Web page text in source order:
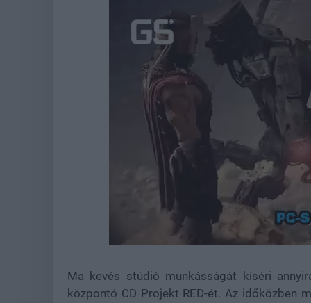
37.42%
Ma kevés stúdió munkásságát kíséri
központó CD Projekt RED-ét. Az időközben